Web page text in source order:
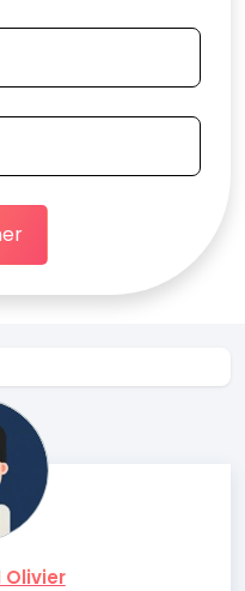
Olivier